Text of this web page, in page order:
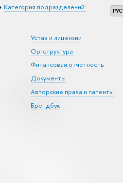
РУС
Категория подразделений:
Устав и лицензии
Оргструктура
Финансовая отчетность
Документы
Авторские права и патенты
Брендбук